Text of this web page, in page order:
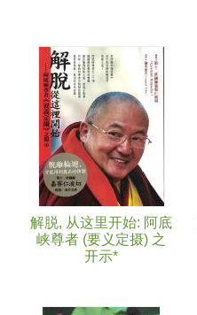
解脱, 从这里开始: 阿底
峡尊者 (要义定摄) 之
开示*